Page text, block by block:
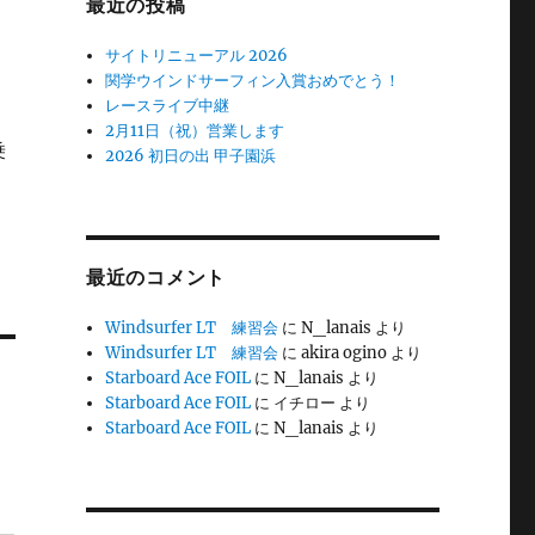
最近の投稿
サイトリニューアル 2026
関学ウインドサーフィン入賞おめでとう！
レースライブ中継
2月11日（祝）営業します
2026 初日の出 甲子園浜
最近のコメント
Windsurfer LT 練習会 にN_lanais より
Windsurfer LT 練習会 にakira ogino より
Starboard Ace FOIL にN_lanais より
Starboard Ace FOIL に イチロー より
Starboard Ace FOIL にN_lanais より